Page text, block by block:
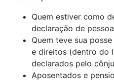
Quem estiver como
declaração de
Quem teve sua
e direitos (dentro do
declarados pelo
Aposentados e